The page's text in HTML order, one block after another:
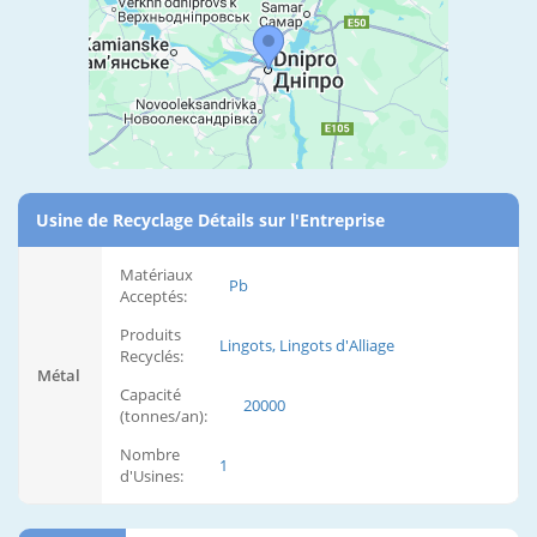
Usine de Recyclage Détails sur l'Entreprise
Métal
Matériaux
Acceptés:
Pb
Produits
Recyclés:
Lingots, Lingots d'Alliage
Capacité
(tonnes/an):
20000
Nombre
d'Usines:
1